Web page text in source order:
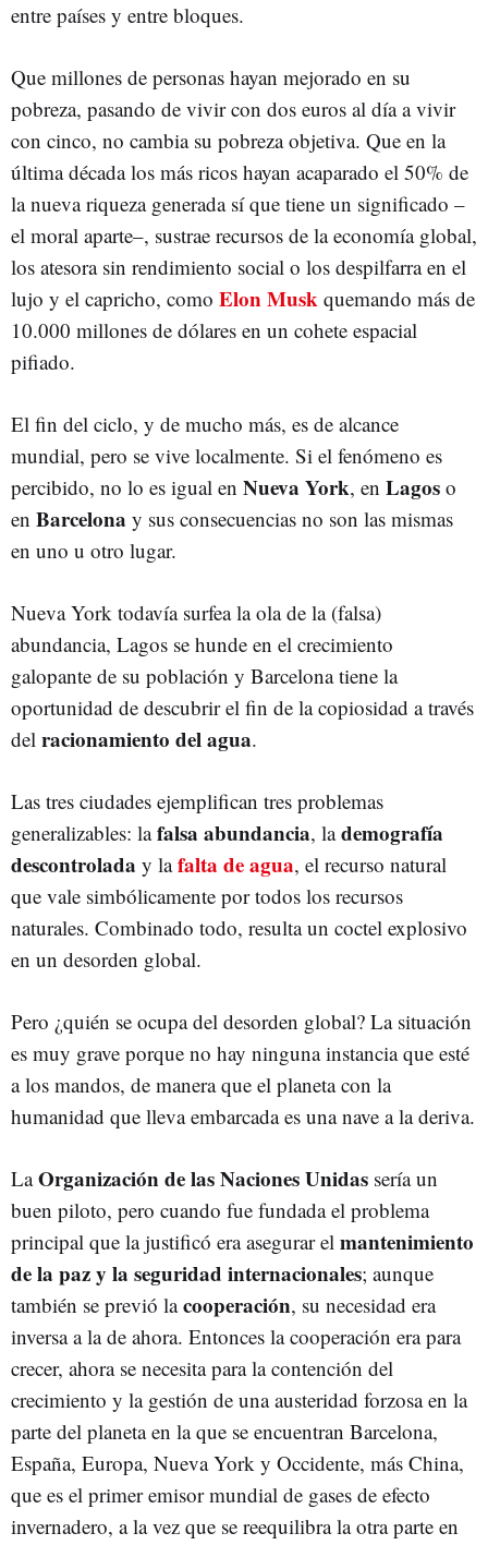
entre países y entre bloques.
Que millones de personas hayan mejorado en su
pobreza, pasando de vivir con dos euros al día a vivir
con cinco, no cambia su pobreza objetiva. Que en la
última década los más ricos hayan acaparado el 50% de
la nueva riqueza generada sí que tiene un significado –
el moral aparte–, sustrae recursos de la economía global,
los atesora sin rendimiento social o los despilfarra en el
lujo y el capricho, como Elon Musk quemando más de
10.000 millones de dólares en un cohete espacial
pifiado.
El fin del ciclo, y de mucho más, es de alcance
mundial, pero se vive localmente. Si el fenómeno es
percibido, no lo es igual en Nueva York, en Lagos o
en Barcelona y sus consecuencias no son las mismas
en uno u otro lugar.
Nueva York todavía surfea la ola de la (falsa)
abundancia, Lagos se hunde en el crecimiento
galopante de su población y Barcelona tiene la
oportunidad de descubrir el fin de la copiosidad a través
del racionamiento del agua.
Las tres ciudades ejemplifican tres problemas
generalizables: lafalsa abundancia, lademografía
descontrolada y lafalta de agua, el recurso natural
que vale simbólicamente por todos los recursos
naturales. Combinado todo, resulta un coctel explosivo
en un desorden global.
Pero ¿quién se ocupa del desorden global? La situación
es muy grave porque no hay ninguna instancia que esté
a los mandos, de manera que el planeta con la
humanidad que lleva embarcada es una nave a la deriva.
LaOrganización de las Naciones Unidas sería un
buen piloto, pero cuando fue fundada el problema
principal que la justificó era asegurar el mantenimiento
de la paz y la seguridad internacionales; aunque
también se previó lacooperación, su necesidad era
inversa a la de ahora. Entonces la cooperación era para
crecer, ahora se necesita para la contención del
crecimiento y la gestión de una austeridad forzosa en la
parte del planeta en la que se encuentran Barcelona,
España, Europa, Nueva York y Occidente, más China,
que es el primer emisor mundial de gases de efecto
invernadero, a la vez que se reequilibra la otra parte en